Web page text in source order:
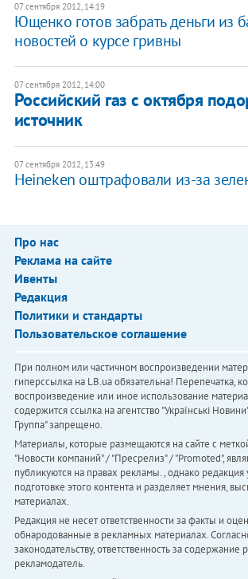
07 сентября 2012, 14:19
Ющенко готов забрать деньги из
новостей о курсе гривны
07 сентября 2012, 14:00
Российский газ с октября
источник
07 сентября 2012, 13:49
Heineken оштрафовали из-за
Про нас
Реклама на сайте
Ивенты
Редакция
Политики и стандарты
Пользовательское соглашение
При полном или частичном воспроизведении
гиперссылка на LB.ua обязательна! Перепечатка,
воспроизведение или иное использование
содержится ссылка на агентство "Українськi
Группа" запрещено.
Материалы, которые размещаются на сайте с
"Новости компаний" / "Пресрелиз" / "Promoted",
публикуются на правах рекламы. , однако редакция
подготовке этого контента и разделяет мнения,
материалах.
Редакция не несет ответственности за факты и
обнародованные в рекламных материалах.
законодательству, ответственность за содержание
рекламодатель.